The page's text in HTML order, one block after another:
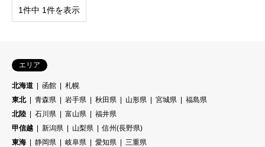
1件中 1件を表示
エリア
北海道 函館
札幌
東北
青森県 岩手県 秋田県 山形県 宮城県
福島県
北陸
石川県 富山県
福井県
甲信越
新潟県 山梨県
信州(長野県)
東海
静岡県 岐阜県 愛知県
三重県